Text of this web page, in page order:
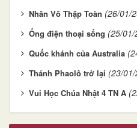
Nhân Vô Thập Toàn (26/01/
Ống điện thoại sống (25/01/
Quốc khánh của Australia
Thánh Phaolô trở lại (23/
Vui Học Chúa Nhật 4 TN A